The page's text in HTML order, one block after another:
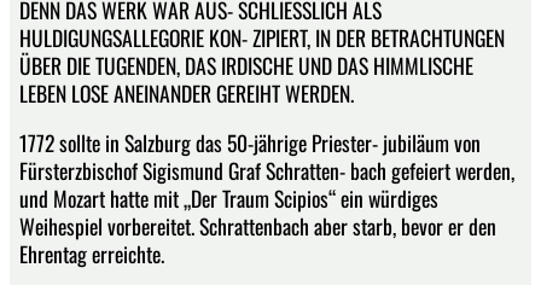
DENN DAS WERK WAR AUS- SCHLIESSLICH ALS
HULDIGUNGSALLEGORIE KON- ZIPIERT, IN DER BETRACHTUNGEN
ÜBER DIE TUGENDEN, DAS IRDISCHE UND DAS HIMMLISCHE
LEBEN LOSE ANEINANDER GEREIHT WERDEN.
1772 sollte in Salzburg das 50-jährige Priester- jubiläum von
Fürsterzbischof Sigismund Graf Schratten- bach gefeiert werden,
und Mozart hatte mit „Der Traum Scipios“ ein würdiges
Weihespiel vorbereitet. Schrattenbach aber starb, bevor er den
Ehrentag erreichte.